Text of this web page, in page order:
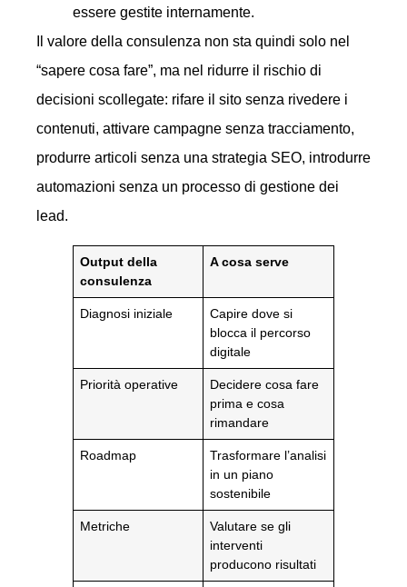
essere gestite internamente.
Il valore della consulenza non sta quindi solo nel
“sapere cosa fare”, ma nel ridurre il rischio di
decisioni scollegate: rifare il sito senza rivedere i
contenuti, attivare campagne senza tracciamento,
produrre articoli senza una strategia SEO, introdurre
automazioni senza un processo di gestione dei
lead.
Output della
consulenza
A cosa serve
Diagnosi iniziale
Capire dove si
blocca il percorso
digitale
Priorità operative
Decidere cosa fare
prima e cosa
rimandare
Roadmap
Trasformare l’analisi
in un piano
sostenibile
Metriche
Valutare se gli
interventi
producono risultati